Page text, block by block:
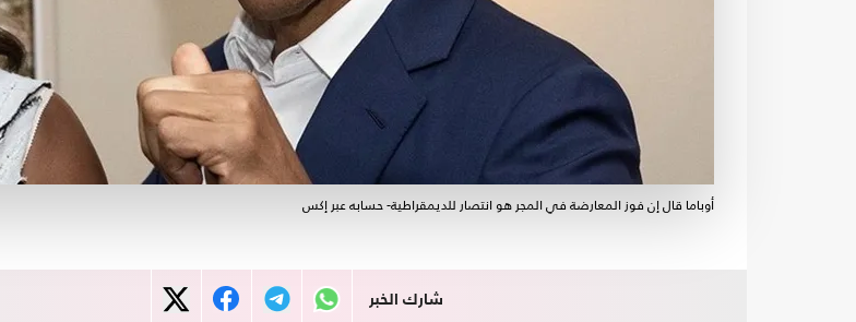
أوباما قال إن فوز المعارضة في المجر هو انتصار للديمقراطية- حسابه عبر إكس
شارك الخبر